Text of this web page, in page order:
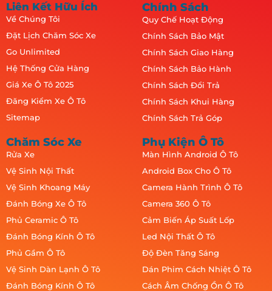
Liên Kết Hữu Ích
Về Chúng Tôi
Đặt Lịch Chăm Sóc Xe
Go Unlimited
Hệ Thống Cửa Hàng
Giá Xe Ô Tô 2025
Đăng Kiểm Xe Ô Tô
Sitemap
Chính Sách
Quy Chế Hoạt Động
Chính Sách Bảo Mật
Chính Sách Giao Hàng
Chính Sách Bảo Hành
Chính Sách Đổi Trả
Chính Sách Khui Hàng
Chính Sách Trả Góp
Chăm Sóc Xe
Rửa Xe
Vệ Sinh Nội Thất
Vệ Sinh Khoang Máy
Đánh Bóng Xe Ô Tô
Phủ Ceramic Ô Tô
Đánh Bóng Kính Ô Tô
Phủ Gầm Ô Tô
Vệ Sinh Dàn Lạnh Ô Tô
Đánh Bóng Kính Ô Tô
Phụ Kiện Ô Tô
Màn Hình Android Ô Tô
Android Box Cho Ô Tô
Camera Hành Trình Ô Tô
Camera 360 Ô Tô
Cảm Biến Áp Suất Lốp
Led Nội Thất Ô Tô
Độ Đèn Tăng Sáng
Dán Phim Cách Nhiệt Ô Tô
Cách Âm Chống Ồn Ô Tô